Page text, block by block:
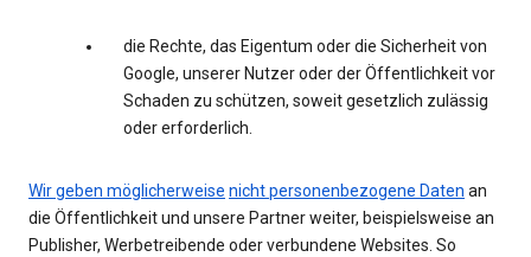
die Rechte, das Eigentum oder die Sicherheit von
Google, unserer Nutzer oder der Öffentlichkeit vor
Schaden zu schützen, soweit gesetzlich zulässig
oder erforderlich.
Wir geben möglicherweise nicht personenbezogene Daten an
die Öffentlichkeit und unsere Partner weiter, beispielsweise an
Publisher, Werbetreibende oder verbundene Websites. So